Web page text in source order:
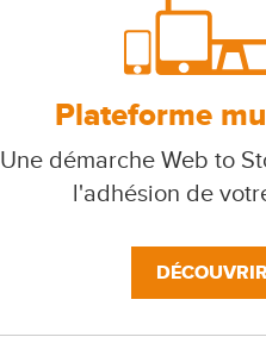
Plateforme
Une démarche Web to
l'adhésion de
DÉCOUVRIR